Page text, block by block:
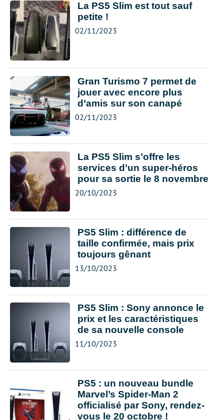
La PS5 Slim est tout sauf
petite !
02/11/2023
Gran Turismo 7 permet de
jouer avec encore plus
d’amis sur son canapé
02/11/2023
La PS5 Slim s’offre les
services d’un super-héros
pour sa sortie le 8 novembre
20/10/2023
PS5 Slim : différence de
taille confirmée, mais prix
toujours gênant
13/10/2023
PS5 Slim : Sony annonce le
prix et les caractéristiques
de sa nouvelle console
11/10/2023
PS5 : un nouveau bundle
Marvel’s Spider-Man 2
officialisé par Sony, rendez-
vous le 20 octobre !